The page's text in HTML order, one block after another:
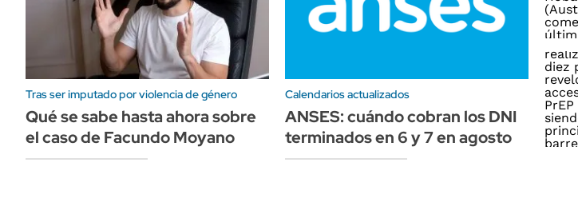
Tras ser imputado por violencia de género
Qué se sabe hasta ahora sobre
el caso de Facundo Moyano
Calendarios actualizados
ANSES: cuándo cobran los DNI
terminados en 6 y 7 en agosto